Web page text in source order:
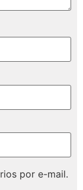
por e-mail.